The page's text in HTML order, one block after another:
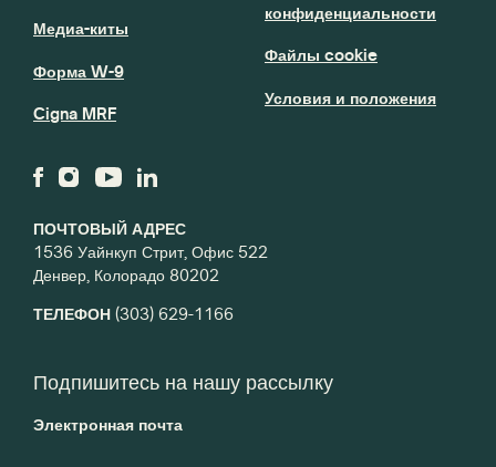
ПОЧТОВЫЙ АДРЕС
1536 Уайнкуп Стрит, Офис 522
Денвер, Колорадо 80202
ТЕЛЕФОН (303) 629-1166
Медиа-киты
Форма W-9
Cigna MRF
конфиденциальности
Файлы cookie
Условия и положения
Подпишитесь на нашу рассылку
Электронная почта